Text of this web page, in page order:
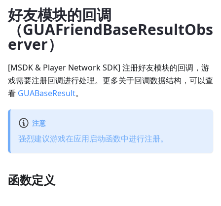
好友模块的回调
（GUAFriendBaseResultObs
erver）
[MSDK & Player Network SDK] 注册好友模块的回调，游
戏需要注册回调进行处理。更多关于回调数据结构，可以查
看 GUABaseResult。
注意
强烈建议游戏在应用启动函数中进行注册。
函数定义